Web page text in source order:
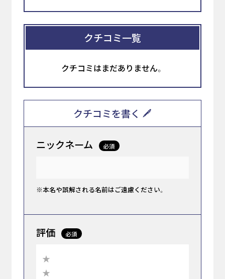
クチコミ一覧
クチコミはまだありません。
クチコミを書く
ニックネーム 必須
※本名や誤解される名前はご遠慮ください。
評価 必須
★
★